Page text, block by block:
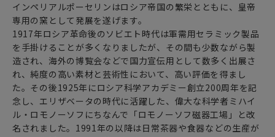
また、英国風のティータイムに欠かせない
ティーカップ＆ソーサー＆ケーキ皿のトリオに加えて
ロシアンティーには日本の豆皿に似たジャム皿が加わります。
ジャムやハチミツをお茶うけとして食べながら
ストレートの紅茶をいただきます。
ロシアには、地理的にも民族的にも
ヨーロッパ・アジアが融合した文化があるとされています。
ロシア正教会の鐘楼をデザンしたシリーズには
独特の絵柄や形がありロシアらしさが見事に感じられます。
インペリアルポーセリンはロシア帝国の繁栄とともに、皇帝
専用の窯として発展を遂げます。
1917年ロシア革命後のソビエト時代は軍需用セラミック製品
を手掛けることが多くなりましたが、その間も少数ながら製
造され、海外の博覧会などで国力宣伝用として数多く出展さ
れ、純度の高い素材と芸術性において、高い評価を得まし
た。その後1925年にロシア科学アカデミー創立200周年を記
念し、エリザベータの時代に活躍した、偉大な科学者ミハイ
ル・ロモノーソフにちなんで「ロモノーソフ磁器工場」と改
名されました。1991年の以降は日常茶器や食器などの生産が